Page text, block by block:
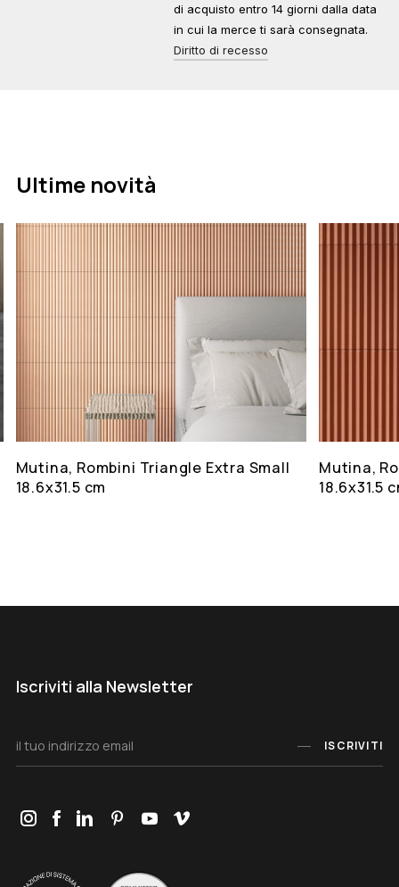
di acquisto entro 14 giorni dalla data
in cui la merce ti sarà consegnata.
Diritto di recesso
Ultime novità
Mutina, Rombini Triangle Extra Small
18.6x31.5 cm
Mutina,
18.6x31.5
Iscriviti alla Newsletter
ISCRIVITI